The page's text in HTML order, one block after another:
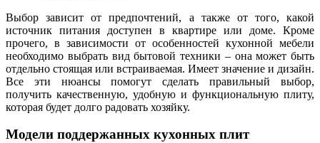
Выбор зависит от предпочтений, а также от того, какой
источник питания доступен в квартире или доме. Кроме
прочего, в зависимости от особенностей кухонной мебели
необходимо выбрать вид бытовой техники – она может быть
отдельно стоящая или встраиваемая. Имеет значение и дизайн.
Все эти нюансы помогут сделать правильный выбор,
получить качественную, удобную и функциональную плиту,
которая будет долго радовать хозяйку.
Модели поддержанных кухонных плит